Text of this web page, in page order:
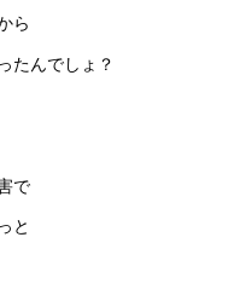
ら
たんでしょ？
で
と